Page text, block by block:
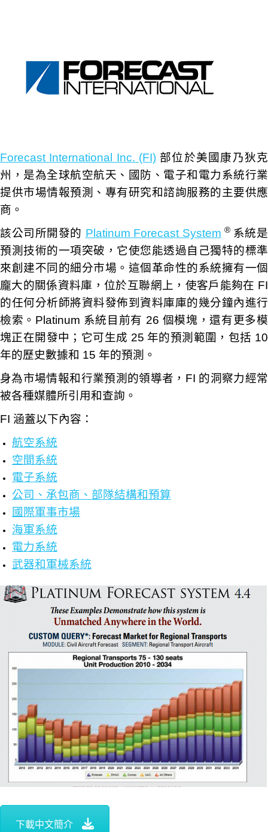
Forecast International Inc. (FI)部位於美國康乃狄克
州，是為全球航空航天、國防、電子和電力系統行業
提供市場情報預測、專有研究和諮詢服務的主要供應
商。
該公司所開發的 Platinum Forecast System ® 系統是
預測技術的一項突破，它使您能透過自己獨特的標準
來創建不同的細分市場。這個革命性的系統擁有一個
龐大的關係資料庫，位於互聯網上，使客戶能夠在 FI
的任何分析師將資料發佈到資料庫庫的幾分鐘內進行
檢索。Platinum 系統目前有 26 個模塊，還有更多模
塊正在開發中；它可生成 25 年的預測範圍，包括 10
年的歷史數據和 15 年的預測。
身為市場情報和行業預測的領導者，FI 的洞察力經常
被各種媒體所引用和查詢。
FI 涵蓋以下內容：
航空系統
空間系統
電子系統
公司、承包商、部隊結構和預算
國際軍事市場
海軍系統
電力系統
武器和軍械系統
下載中文簡介